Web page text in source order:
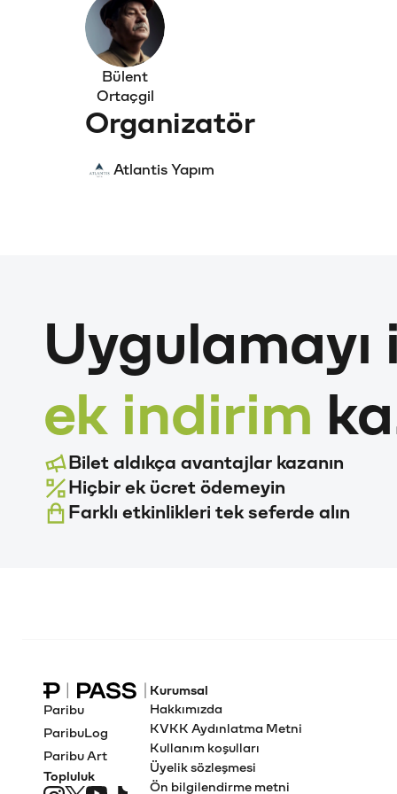
Bülent
Ortaçgil
Organizatör
Atlantis Yapım
ek indirim
Bilet aldıkça avantajlar kazanın
Hiçbir ek ücret ödemeyin
Farklı etkinlikleri tek seferde alın
Paribu Pass Ana Sayfa
Paribu
ParibuLog
Paribu Art
Topluluk
Kurumsal
Hakkımızda
KVKK Aydınlatma Metni
Kullanım koşulları
Üyelik sözleşmesi
Ön bilgilendirme metni